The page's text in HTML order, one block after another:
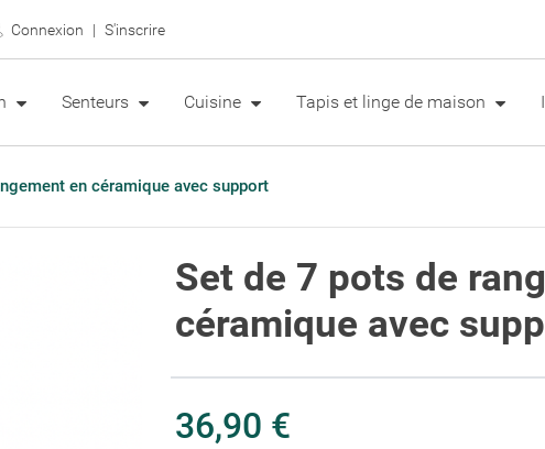
Connexion S'inscrire
Senteurs Cuisine Tapis et linge de maison
en céramique avec support
Set de 7 pots de
céramique avec
36,90 €